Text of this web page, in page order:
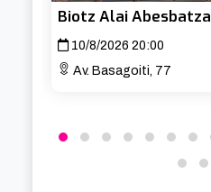
10/8/2026 20:00
Av. Basagoiti, 77